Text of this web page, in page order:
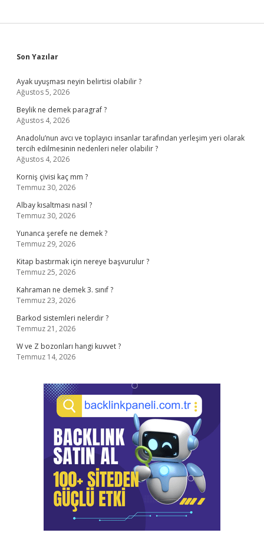
Sidebar
Son Yazılar
Ayak uyuşması neyin belirtisi olabilir ?
Ağustos 5, 2026
Beylik ne demek paragraf ?
Ağustos 4, 2026
Anadolu’nun avcı ve toplayıcı insanlar tarafından yerleşim yeri olarak
tercih edilmesinin nedenleri neler olabilir ?
Ağustos 4, 2026
Korniş çivisi kaç mm ?
Temmuz 30, 2026
Albay kısaltması nasıl ?
Temmuz 30, 2026
Yunanca şerefe ne demek ?
Temmuz 29, 2026
Kitap bastırmak için nereye başvurulur ?
Temmuz 25, 2026
Kahraman ne demek 3. sınıf ?
Temmuz 23, 2026
Barkod sistemleri nelerdir ?
Temmuz 21, 2026
W ve Z bozonları hangi kuvvet ?
Temmuz 14, 2026